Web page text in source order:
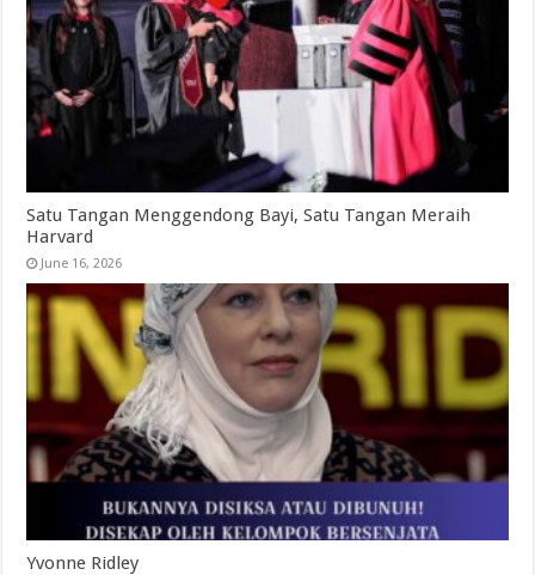
Satu Tangan Menggendong Bayi, Satu Tangan Meraih
Harvard
June 16, 2026
Yvonne Ridley